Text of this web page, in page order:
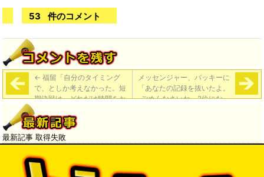
53 件のコメント
← 福留「自分のタイミング
で、としか考えなかった。短
期決戦は、どれだけ時間をか
けてもいい」
メッセンジャー、バッキーに
「あなたの記録を抜いたよ。
ごめんなさいね、2位になっ
れて嬉しく思っている」→
最新記事 取得失敗